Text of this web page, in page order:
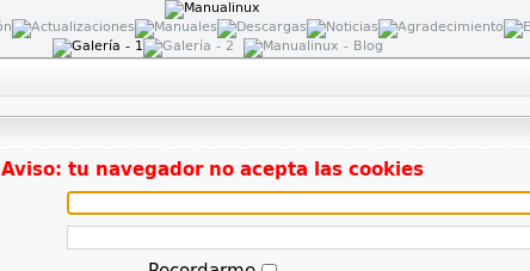
Aviso: tu navegador no acepta las cookies